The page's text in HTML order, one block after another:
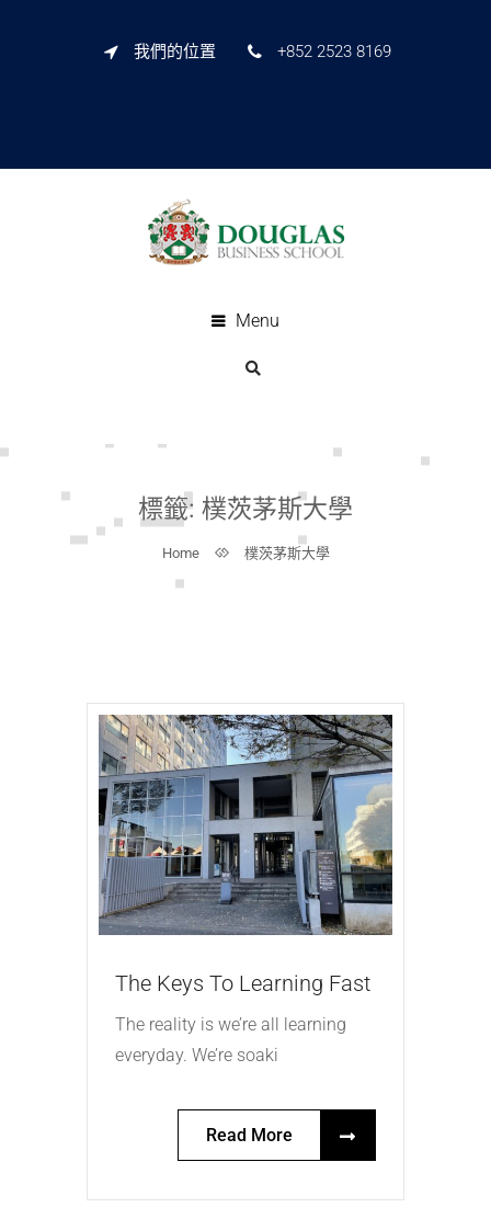
我們的位置 +852 2523 8169
Menu
標籤: 樸茨茅斯大學
Home 樸茨茅斯大學
The Keys To Learning Fast
The reality is we’re all learning
everyday. We’re soaki
Read More